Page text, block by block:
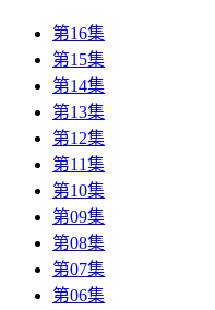
第16集
第15集
第14集
第13集
第12集
第11集
第10集
第09集
第08集
第07集
第06集